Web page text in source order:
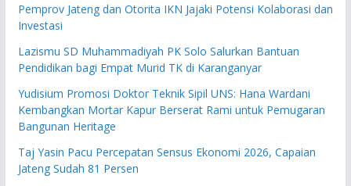
Pemprov Jateng dan Otorita IKN Jajaki Potensi Kolaborasi dan
Investasi
Lazismu SD Muhammadiyah PK Solo Salurkan Bantuan
Pendidikan bagi Empat Murid TK di Karanganyar
Yudisium Promosi Doktor Teknik Sipil UNS: Hana Wardani
Kembangkan Mortar Kapur Berserat Rami untuk Pemugaran
Bangunan Heritage
Taj Yasin Pacu Percepatan Sensus Ekonomi 2026, Capaian
Jateng Sudah 81 Persen